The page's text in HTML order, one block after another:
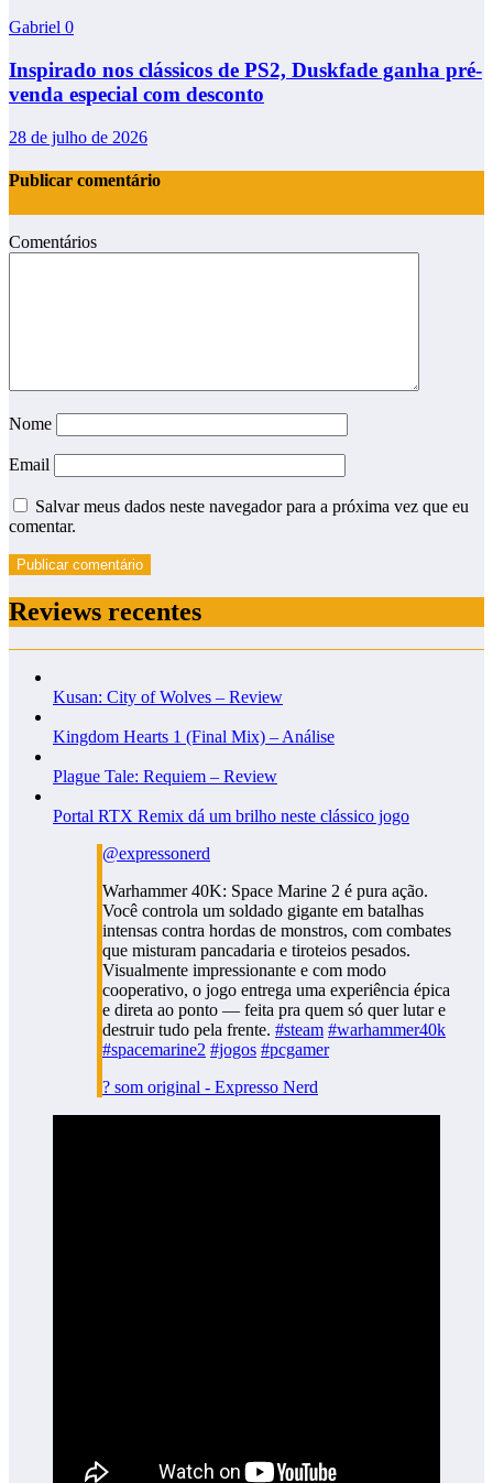
Gabriel 0
Inspirado nos clássicos de PS2, Duskfade ganha pré-
venda especial com desconto
28 de julho de 2026
Publicar comentário
Comentários
Nome
Email
Salvar meus dados neste navegador para a próxima vez que eu
comentar.
Reviews recentes
Kusan: City of Wolves – Review
Kingdom Hearts 1 (Final Mix) – Análise
Plague Tale: Requiem – Review
Portal RTX Remix dá um brilho neste clássico jogo
@expressonerd
Warhammer 40K: Space Marine 2 é pura ação.
Você controla um soldado gigante em batalhas
intensas contra hordas de monstros, com combates
que misturam pancadaria e tiroteios pesados.
Visualmente impressionante e com modo
cooperativo, o jogo entrega uma experiência épica
e direta ao ponto — feita pra quem só quer lutar e
destruir tudo pela frente. #steam #warhammer40k
#spacemarine2 #jogos #pcgamer
? som original - Expresso Nerd